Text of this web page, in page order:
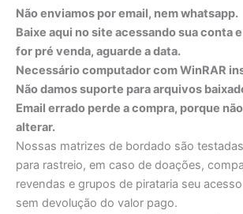
Não enviamos por email, nem whatsapp.
Baixe aqui no site acessando sua conta
for pré venda, aguarde a data.
Necessário computador com WinRAR
Não damos suporte para arquivos
Email errado perde a compra, porque
alterar.
Nossas matrizes de bordado são
para rastreio, em caso de doações,
revendas e grupos de pirataria seu
sem devolução do valor pago.